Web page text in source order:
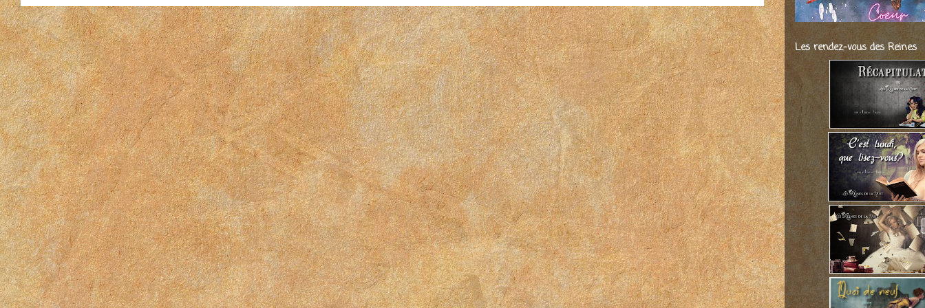
Les rendez-vous des Reines